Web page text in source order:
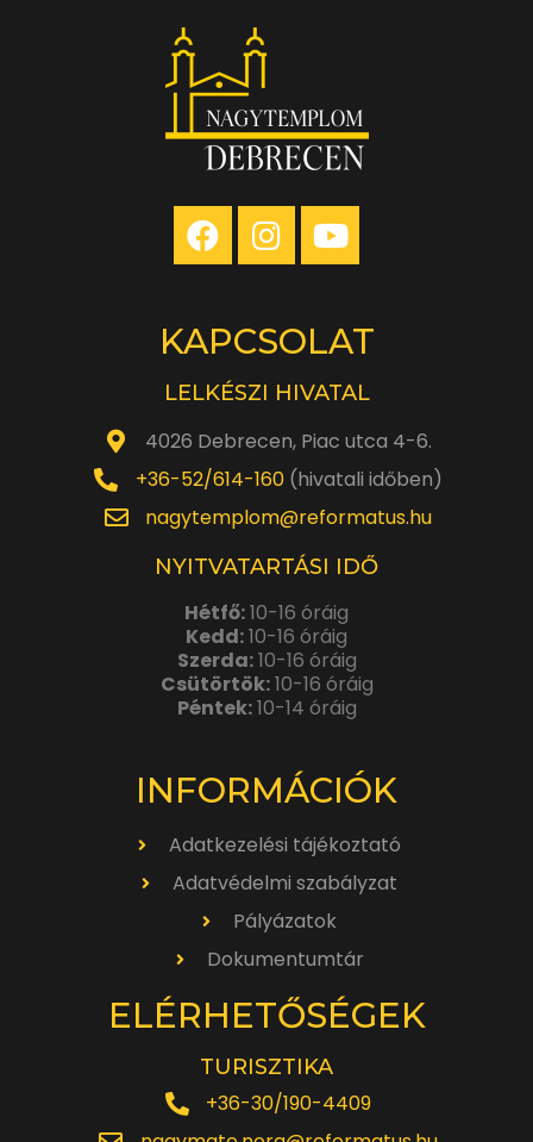
KAPCSOLAT
LELKÉSZI HIVATAL
4026 Debrecen, Piac utca 4-6.
+36-52/614-160(hivatali időben)
nagytemplom@reformatus.hu
NYITVATARTÁSI IDŐ
Hétfő:10-16 óráig
Kedd:10-16 óráig
Szerda:10-16 óráig
Csütörtök:10-16 óráig
Péntek:10-14 óráig
INFORMÁCIÓK
Adatkezelési tájékoztató
Adatvédelmi szabályzat
Pályázatok
Dokumentumtár
ELÉRHETŐSÉGEK
TURISZTIKA
+36-30/190-4409